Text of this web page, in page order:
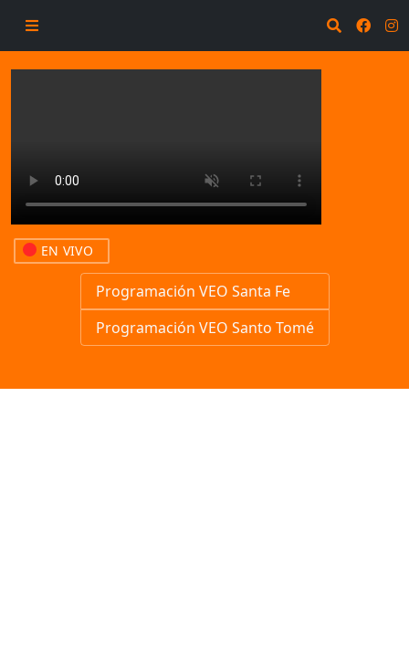
EN VIVO
Programación VEO Santa Fe
Programación VEO Santo Tomé